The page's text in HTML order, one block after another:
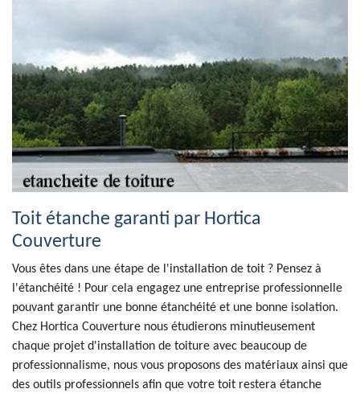
Toit étanche garanti par Hortica
Couverture
Vous êtes dans une étape de l'installation de toit ? Pensez à
l'étanchéité ! Pour cela engagez une entreprise professionnelle
pouvant garantir une bonne étanchéité et une bonne isolation.
Chez Hortica Couverture nous étudierons minutieusement
chaque projet d'installation de toiture avec beaucoup de
professionnalisme, nous vous proposons des matériaux ainsi que
des outils professionnels afin que votre toit restera étanche